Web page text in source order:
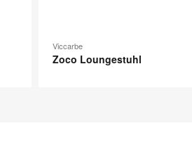
Viccarbe
Zoco Loungestuhl